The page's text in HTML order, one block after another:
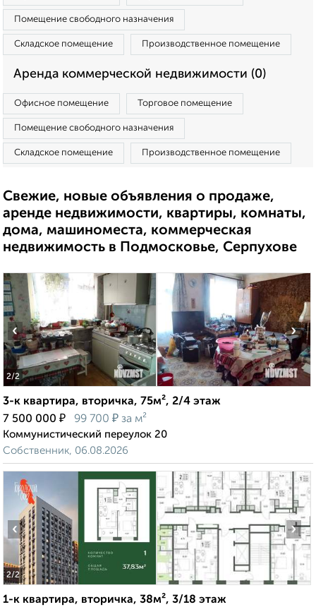
Помещение свободного назначения
Складское помещение Производственное помещение
Аренда коммерческой недвижимости (0)
Офисное помещение Торговое помещение
Помещение свободного назначения
Складское помещение Производственное помещение
Свежие, новые объявления о продаже,
аренде недвижимости, квартиры, комнаты,
дома, машиноместа, коммерческая
недвижимость в Подмосковье, Серпухове
2/2
‹ ›
3-к квартира, вторичка, 75м², 2/4 этаж
7 500 000 ₽ 99 700 ₽ за м²
Коммунистический переулок 20
Собственник, 06.08.2026
2/2
‹ ›
1-к квартира, вторичка, 38м², 3/18 этаж